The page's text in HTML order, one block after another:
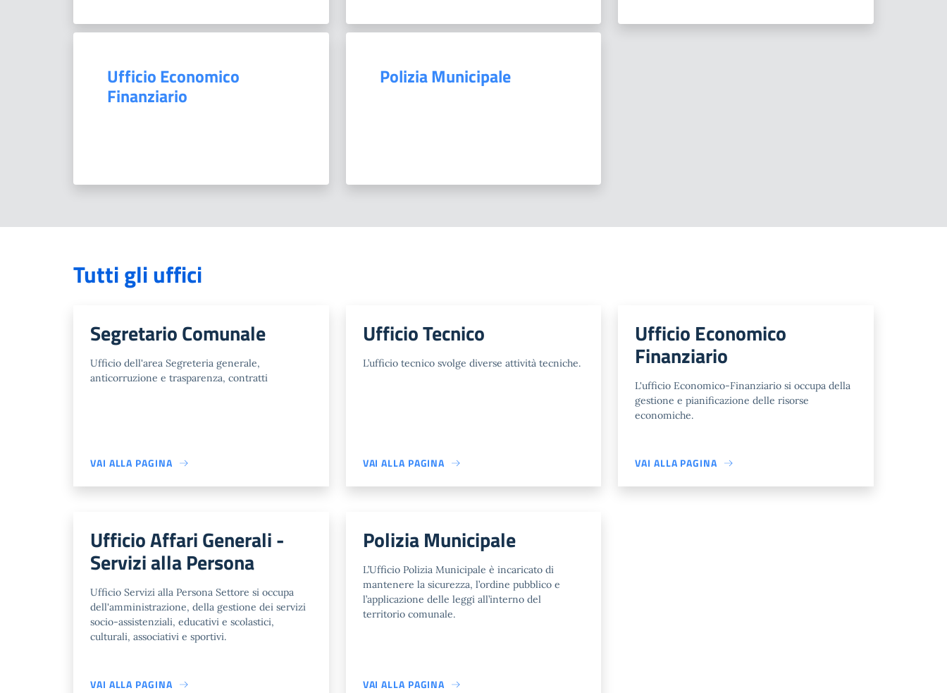
Ufficio Economico
Finanziario
Polizia Municipale
Tutti gli uffici
Segretario Comunale
Ufficio dell'area Segreteria generale,
anticorruzione e trasparenza, contratti
VAI ALLA PAGINA
Ufficio Tecnico
L’ufficio tecnico svolge diverse attività tecniche.
VAI ALLA PAGINA
Ufficio Economico
Finanziario
L'ufficio Economico-Finanziario si occupa della
gestione e pianificazione delle risorse
economiche.
VAI ALLA PAGINA
Ufficio Affari Generali -
Servizi alla Persona
Ufficio Servizi alla Persona Settore si occupa
dell'amministrazione, della gestione dei servizi
socio-assistenziali, educativi e scolastici,
culturali, associativi e sportivi.
VAI ALLA PAGINA
Polizia Municipale
L’Ufficio Polizia Municipale è incaricato di
mantenere la sicurezza, l’ordine pubblico e
l’applicazione delle leggi all’interno del
territorio comunale.
VAI ALLA PAGINA